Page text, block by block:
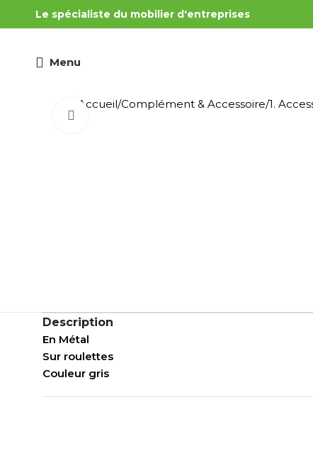
Le spécialiste du mobilier d'entreprises
Menu
Accueil Complément & Accessoire 1.
Description
En Métal
Sur roulettes
Couleur gris